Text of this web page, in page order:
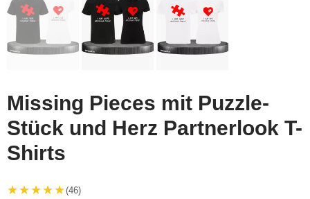
Missing Pieces mit Puzzle-
Stück und Herz Partnerlook T-
Shirts
★★★★★(46)